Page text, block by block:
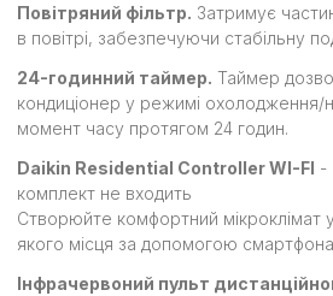
Повітряний фільтр. Затримує
в повітрі, забезпечуючи стабільну
24-годинний таймер. Таймер
кондиціонер у режимі охолодження/
момент часу протягом 24 годин.
Daikin Residential Controller WI-FI -
комплект не входить
Створюйте комфортний мікроклімат
якого місця за допомогою
Інфрачервоний пульт